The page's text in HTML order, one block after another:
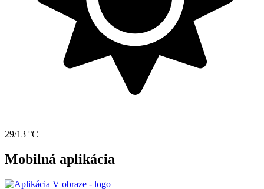
29/13 °C
Mobilná aplikácia